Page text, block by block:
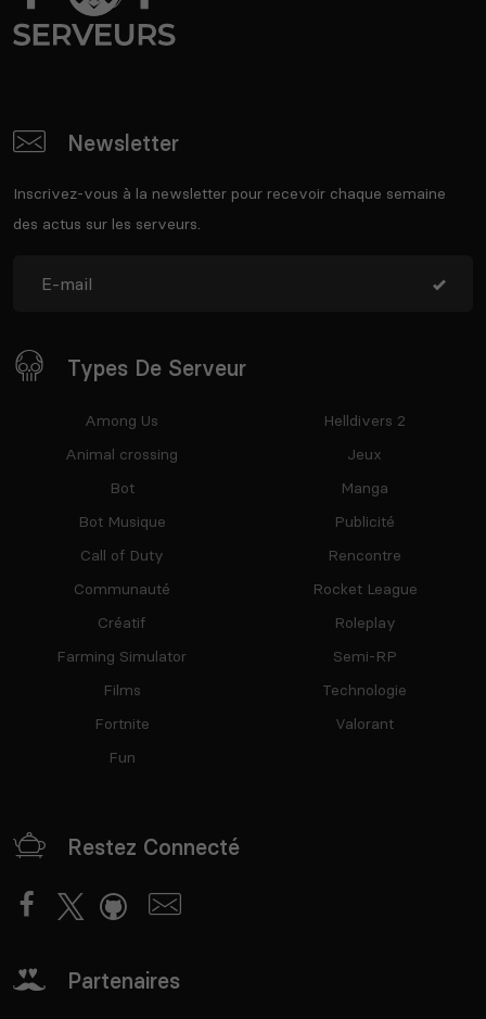
Newsletter
Inscrivez-vous à la newsletter pour recevoir chaque semaine
des actus sur les serveurs.
Types De Serveur
Among Us
Animal crossing
Bot
Bot Musique
Call of Duty
Communauté
Créatif
Farming Simulator
Films
Fortnite
Fun
Helldivers 2
Jeux
Manga
Publicité
Rencontre
Rocket League
Roleplay
Semi-RP
Technologie
Valorant
Restez Connecté
Partenaires